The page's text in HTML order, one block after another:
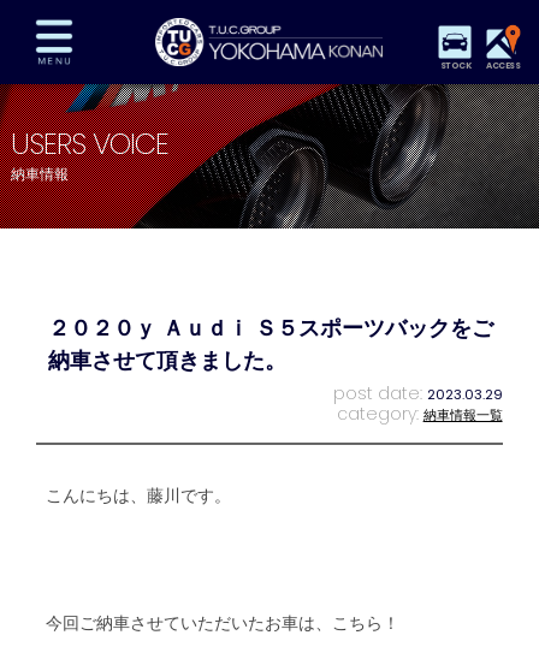
STOCK ACCESS
在庫車両情報 保証&サービス パーツリスト
TUCとは？ 店舗情報 アクセスマップ
全国納車 特別作業 注文販売
プライバシーポリシー スタッフblog
USERS VOICE
納車情報
２０２０ｙ Ａｕｄｉ Ｓ５スポーツバックをご
納車させて頂きました。
post date: 2023.03.29
category: 納車情報一覧
こんにちは、藤川です。
今回ご納車させていただいたお車は、こちら！